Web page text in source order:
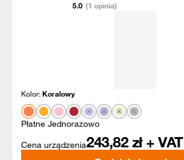
5.0 (1 opinia)
Kolor:Koralowy
Płatne Jednorazowo
Cena urządzenia243,82 zł + VAT